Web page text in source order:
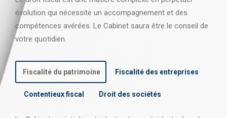
évolution qui nécessite un accompagnement et des
compétences avérées. Le Cabinet saura être le conseil de
votre quotidien.
Fiscalité du patrimoine Fiscalité des entreprises
Contentieux fiscal Droit des sociétés